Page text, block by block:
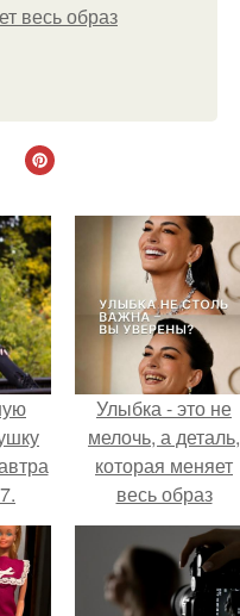
весь образ
Улыбка - это не
мелочь, а деталь,
которая меняет
весь образ
человека.